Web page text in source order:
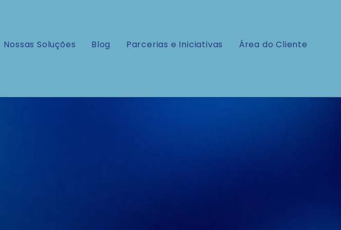
Nossas Soluções Blog Parcerias e Iniciativas Área do Cliente